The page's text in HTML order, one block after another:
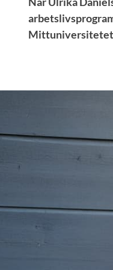
Mittuniversitetet